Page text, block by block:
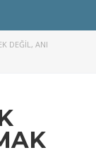
DEĞIL, ANI